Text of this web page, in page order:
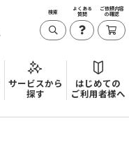
検索 よくある
質問
ご依頼内容
の確認
サービスから
探す
はじめての
ご利用者様へ